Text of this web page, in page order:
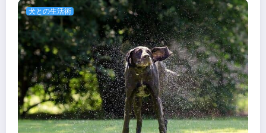
犬との生活術